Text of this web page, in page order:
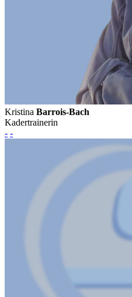
Kristina Barrois-Bach
Kadertrainerin
- -